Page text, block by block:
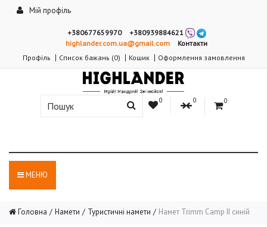
Мій профіль
+380677659970
+380939884621
highlander.com.ua@gmail.com
Контакти
Профіль
Список бажань (0) Кошик Оформлення замовлення
0 0 0
МЕНЮ
Головна Намети Туристичні намети Намет Trimm Camp II синій